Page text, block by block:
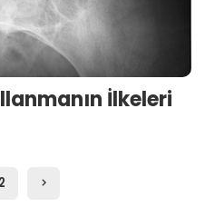
İlkeleri
2